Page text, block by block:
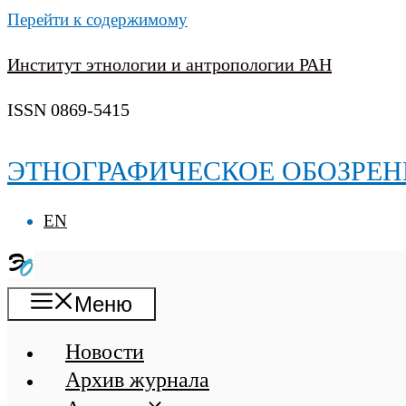
Перейти к содержимому
Институт этнологии и антропологии РАН
ISSN 0869-5415
ЭТНОГРАФИЧЕСКОЕ
EN
Меню
Новости
Архив журнала